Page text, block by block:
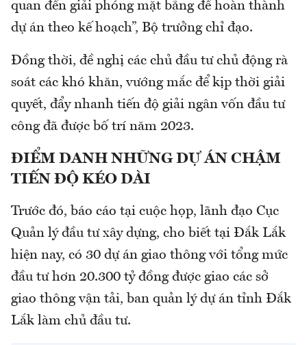
quan đến giải phóng mặt bằng để hoàn thành
dự án theo kế hoạch”, Bộ trưởng chỉ đạo.
Đồng thời, đề nghị các chủ đầu tư chủ động rà
soát các khó khăn, vướng mắc để kịp thời giải
quyết, đẩy nhanh tiến độ giải ngân vốn đầu tư
công đã được bố trí năm 2023.
ĐIỂM DANH NHỮNG DỰ ÁN CHẬM
TIẾN ĐỘ KÉO DÀI
Trước đó, báo cáo tại cuộc họp, lãnh đạo Cục
Quản lý đầu tư xây dựng, cho biết tại Đắk Lắk
hiện nay, có 30 dự án giao thông với tổng mức
đầu tư hơn 20.300 tỷ đồng được giao các sở
giao thông vận tải, ban quản lý dự án tỉnh Đắk
Lắk làm chủ đầu tư.